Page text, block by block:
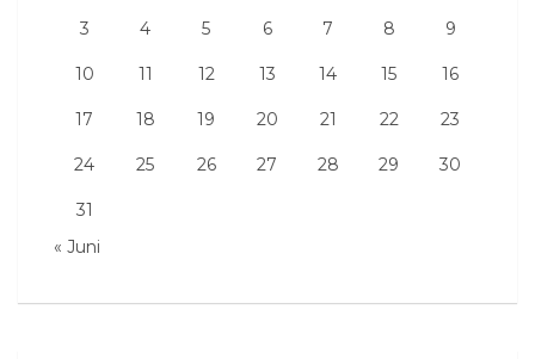
3 4 5 6 7 8 9
10 11 12 13 14 15 16
17 18 19 20 21 22 23
24 25 26 27 28 29 30
31
« Juni